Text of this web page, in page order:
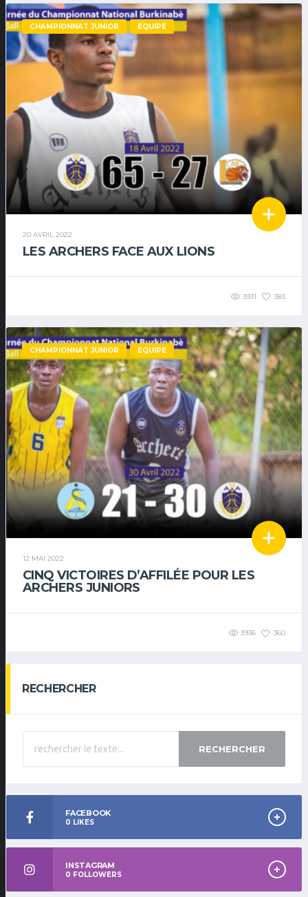
CHAMPIONNAT JUNIOR EQUIPE
20 AVRIL 2022
LES ARCHERS FACE AUX LIONS
3931 383
CHAMPIONNAT JUNIOR EQUIPE
12 MAI 2022
CINQ VICTOIRES D’AFFILÉE POUR LES
ARCHERS JUNIORS
3936 360
RECHERCHER
RECHERCHER
FACEBOOK
0 LIKES
INSTAGRAM
0 FOLLOWERS